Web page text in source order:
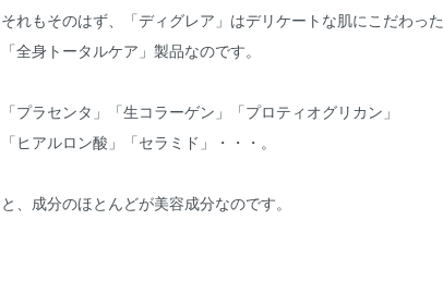
それもそのはず、「ディグレア」はデリケートな肌にこだわった
「全身トータルケア」製品なのです。
「プラセンタ」「生コラーゲン」「プロティオグリカン」
「ヒアルロン酸」「セラミド」・・・。
と、成分のほとんどが美容成分なのです。